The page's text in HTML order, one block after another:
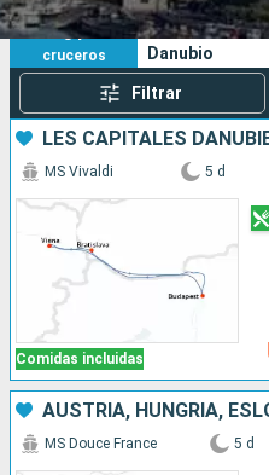
Puertos
51
cruceros
Sus criterios
Danubio
Filtrar
LES CAPITALES
Comidas incluidas
MS Vivaldi 5 d
AUSTRIA, HUNGRÍA,
MS Douce France 5 d